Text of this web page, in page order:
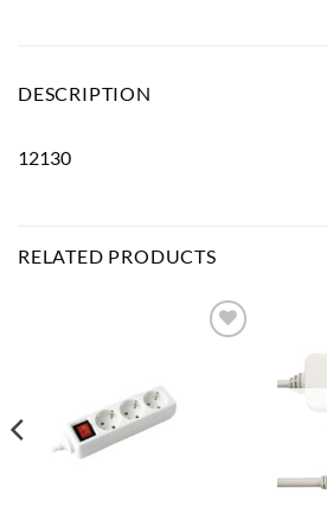
DESCRIPTION
12130
RELATED PRODUCTS